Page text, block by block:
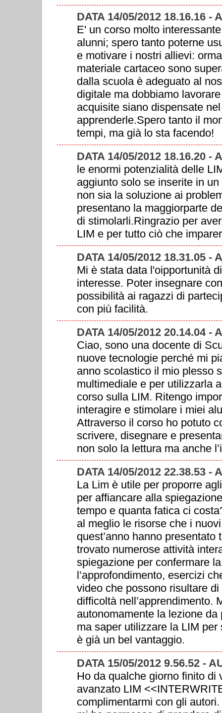
DATA 14/05/2012 18.16.16 -
E' un corso molto
alunni; spero tanto poterne
e motivare i nostri allievi:
materiale cartaceo sono
dalla scuola è adeguato al
digitale ma dobbiamo
acquisite siano dispensate
apprenderle.Spero tanto il
tempi, ma già lo sta facendo!
DATA 14/05/2012 18.16.20 -
le enormi potenzialità delle
aggiunto solo se inserite in
non sia la soluzione ai
presentano la maggiorparte
di stimolarli.Ringrazio per
LIM e per tutto ciò che
DATA 14/05/2012 18.31.05 -
Mi è stata data l'oipportunità
interesse. Poter insegnare
possibilità ai ragazzi di
con più facilità.
DATA 14/05/2012 20.14.04 -
Ciao, sono una docente di
nuove tecnologie perché mi
anno scolastico il mio plesso
multimediale e per utilizzarla
corso sulla LIM. Ritengo
interagire e stimolare i miei
Attraverso il corso ho potuto
scrivere, disegnare e
non solo la lettura ma anche
DATA 14/05/2012 22.38.53 -
La Lim è utile per proporre
per affiancare alla
tempo e quanta fatica ci
al meglio le risorse che i
quest’anno hanno
trovato numerose attività
spiegazione per confermare
l’approfondimento, esercizi
video che possono risultare
difficoltà nell’apprendimento.
autonomamente la lezione
ma saper utilizzare la LIM
è già un bel vantaggio.
DATA 15/05/2012 9.56.52 -
Ho da qualche giorno finito di
avanzato LIM
complimentarmi con gli